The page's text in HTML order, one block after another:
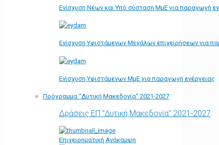
Ενίσχυση Νέων και Υπό σύσταση ΜμΕ για παραγωγή
Ενίσχυση Υφιστάμενων Μεγάλων επιχειρήσεων για
Ενίσχυση Υφιστάμενων ΜμΕ για παραγωγή ενέργειας
Πρόγραμμα “Δυτική Μακεδονία” 2021-2027
Δράσεις ΕΠ "Δυτική Μακεδονία" 2021-2027
Επιχειρηματική Ανάκαμψη